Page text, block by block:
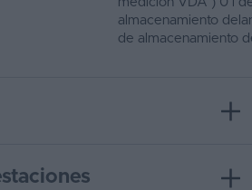
almacenamiento
de almacenamiento